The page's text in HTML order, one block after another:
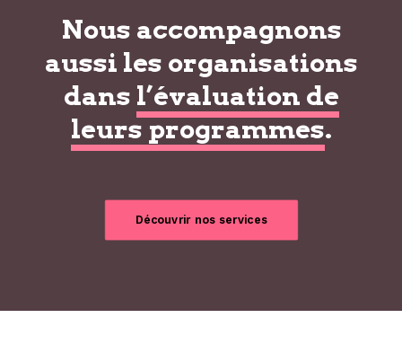
Nous accompagnons
aussi les organisations
dans l’évaluation de
leurs programmes.
Découvrir nos services